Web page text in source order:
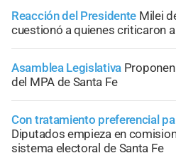
Reacción del Presidente Milei
cuestionó a quienes criticaron
Asamblea Legislativa
del MPA de Santa Fe
Con tratamiento preferencial
Diputados empieza en
sistema electoral de Santa Fe